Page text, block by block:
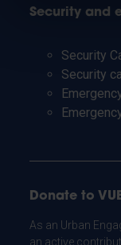
Security and
Security
Security
Donate to
As an Urban
an active